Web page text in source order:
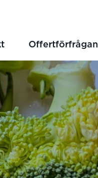
Offertförfrågan